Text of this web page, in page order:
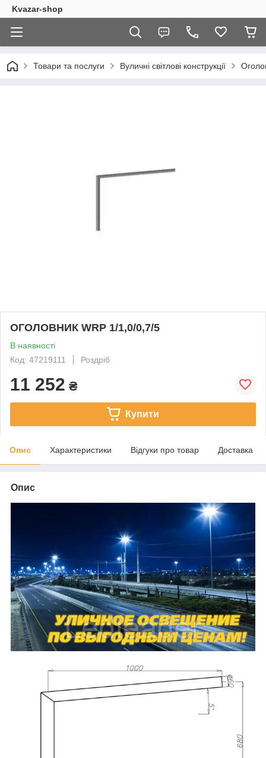
Kvazar-shop
Товари та послуги Вуличні світлові конструкції
ОГОЛОВНИК WRP 1/1,0/0,7/5
В наявності
Код: 47219111
Роздріб
11 252 ₴
Купити
Опис Характеристики Відгуки про товар Доставка
Опис